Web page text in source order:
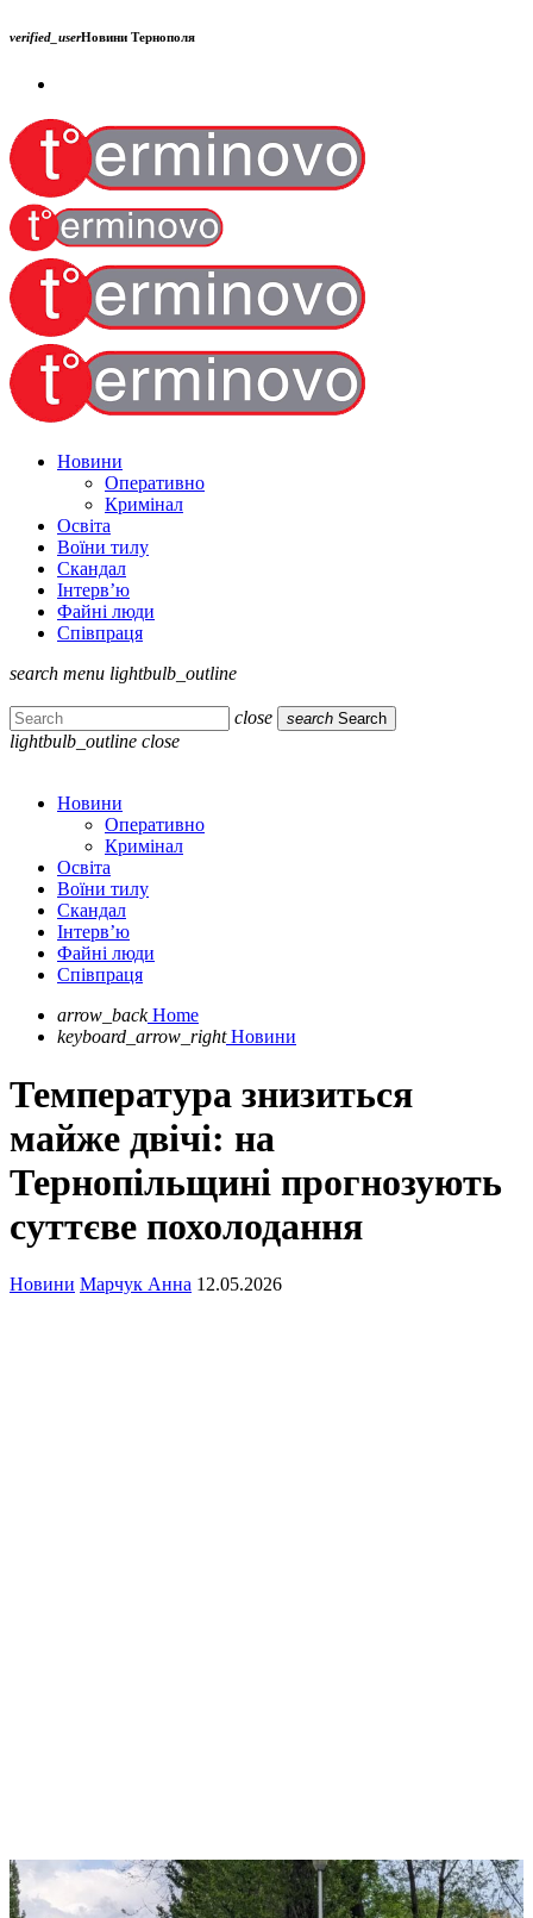
verified_userНовини Тернополя
Новини
Оперативно
Кримінал
Освіта
Воїни тилу
Скандал
Інтерв’ю
Файні люди
Співпраця
search menu lightbulb_outline
close search Search
lightbulb_outline close
Новини
Оперативно
Кримінал
Освіта
Воїни тилу
Скандал
Інтерв’ю
Файні люди
Співпраця
arrow_back Home
keyboard_arrow_right Новини
Температура знизиться
майже двічі: на
Тернопільщині прогнозують
суттєве похолодання
Новини Марчук Анна 12.05.2026